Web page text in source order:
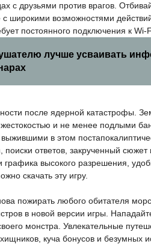
с друзьями против врагов.
с широкими возможностями
постоянного подключения к Wi-
лучше усваивать
после ядерной катастрофы.
и не менее подлыми
в этом
поиски ответов, закрученный
графика высокого разрешения,
скачать эту игру.
пожирать любого обитателя
в новой версии игры.
монстра. Увлекательные
куча бонусов и безумных